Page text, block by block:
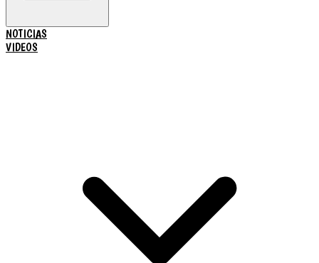
NOTICIAS
VIDEOS